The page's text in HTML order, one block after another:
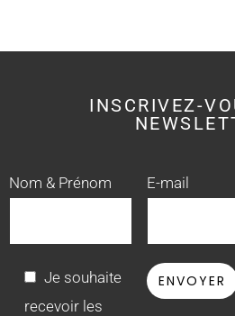
INSCRIVEZ-
Nom & Prénom E-mail
Je souhaite
recevoir les